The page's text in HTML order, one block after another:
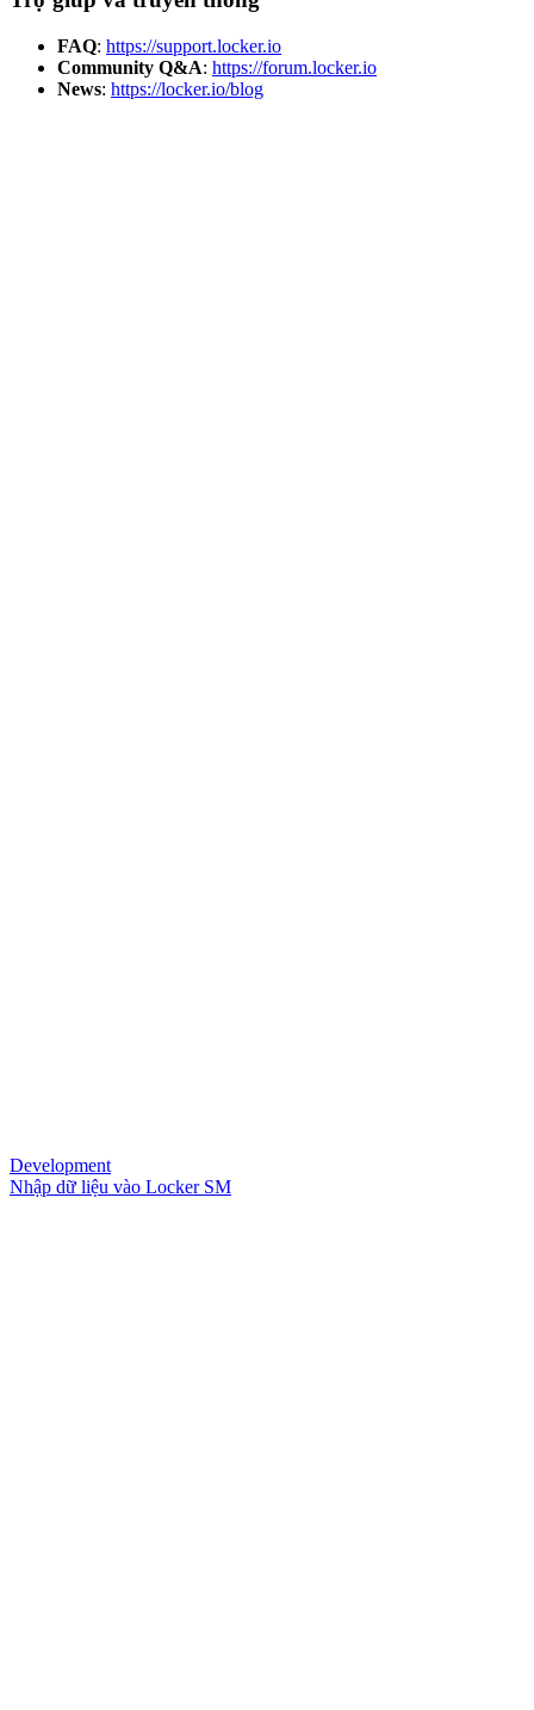
FAQ: https://support.locker.io
Community Q&A: https://forum.locker.io
News: https://locker.io/blog
Development
Nhập dữ liệu vào Locker SM